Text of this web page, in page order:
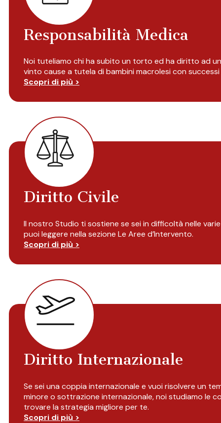
Responsabilità Medica
Noi tuteliamo chi ha subito un torto ed ha diritto ad
vinto cause a tutela di bambini macrolesi con
Scopri di più >
Diritto Civile
Il nostro Studio ti sostiene se sei in difficoltà nelle
puoi leggere nella sezione Le Aree d’Intervento.
Scopri di più >
Diritto Internazionale
Se sei una coppia internazionale e vuoi risolvere un
minore o sottrazione internazionale, noi studiamo le
trovare la strategia migliore per te.
Scopri di più >